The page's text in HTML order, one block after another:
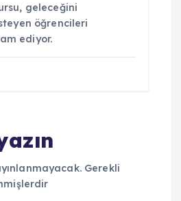
geleceğini
öğrencileri
ediyor.
Gerekli